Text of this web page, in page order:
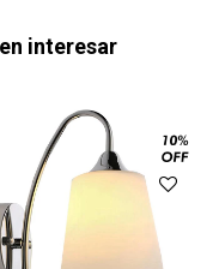
interesar